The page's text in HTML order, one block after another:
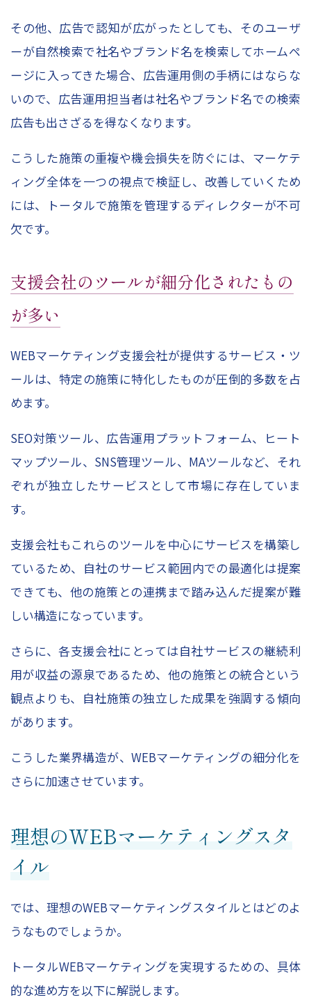
その他、広告で認知が広がったとしても、そのユーザ
ーが自然検索で社名やブランド名を検索してホームペ
ージに入ってきた場合、広告運用側の手柄にはならな
いので、広告運用担当者は社名やブランド名での検索
広告も出さざるを得なくなります。
こうした施策の重複や機会損失を防ぐには、マーケテ
ィング全体を一つの視点で検証し、改善していくため
には、トータルで施策を管理するディレクターが不可
欠です。
支援会社のツールが細分化されたもの
が多い
WEBマーケティング支援会社が提供するサービス・ツ
ールは、特定の施策に特化したものが圧倒的多数を占
めます。
SEO対策ツール、広告運用プラットフォーム、ヒート
マップツール、SNS管理ツール、MAツールなど、それ
ぞれが独立したサービスとして市場に存在していま
す。
支援会社もこれらのツールを中心にサービスを構築し
ているため、自社のサービス範囲内での最適化は提案
できても、他の施策との連携まで踏み込んだ提案が難
しい構造になっています。
さらに、各支援会社にとっては自社サービスの継続利
用が収益の源泉であるため、他の施策との統合という
観点よりも、自社施策の独立した成果を強調する傾向
があります。
こうした業界構造が、WEBマーケティングの細分化を
さらに加速させています。
理想のWEBマーケティングスタ
イル
では、理想のWEBマーケティングスタイルとはどのよ
うなものでしょうか。
トータルWEBマーケティングを実現するための、具体
的な進め方を以下に解説します。